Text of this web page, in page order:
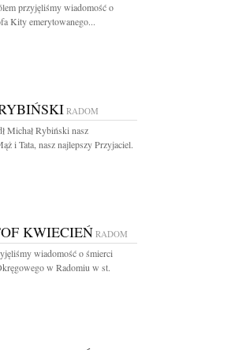
przyjęliśmy wiadomość o
Kity emerytowanego...
RADOM
Michał Rybiński nasz
i Tata, nasz najlepszy Przyjaciel.
KWIECIEŃRADOM
wiadomość o śmierci
w Radomiu w st.